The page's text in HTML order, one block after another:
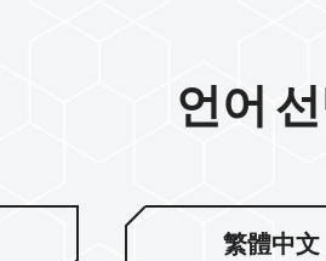
언어
繁體中文